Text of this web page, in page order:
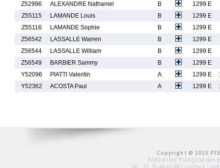
Z52996
ALEXANDRE Nathaniel B
1299 E
Z55115
LAMANDE Louis B
1299 E
Z55116
LAMANDE Sophie B
1299 E
Z56542
LASSALLE Warren B
1299 E
Z56544
LASSALLE William B
1299 E
Z56549
BARBIER Sammy B
1299 E
Y52096
PIATTI Valentin A 1299 E
Y52362
ACOSTA Paul A 1299 E
Copyright © 2015
Fédération Française des
tél : 01 39 44 65 80 | contact :